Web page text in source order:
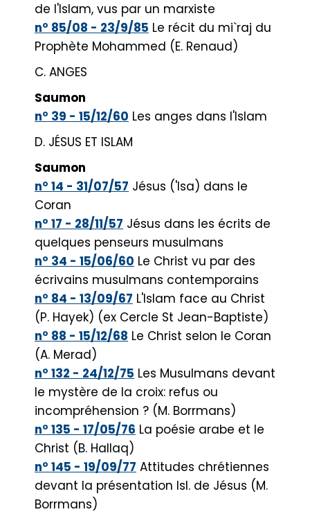
de l'Islam, vus par un marxiste
n° 85/08 - 23/9/85 Le récit du mi`raj du
Prophète Mohammed (E. Renaud)
C. ANGES
Saumon
n° 39 - 15/12/60 Les anges dans l'Islam
D. JÉSUS ET ISLAM
Saumon
n° 14 - 31/07/57 Jésus ('Isa) dans le
Coran
n° 17 - 28/11/57 Jésus dans les écrits de
quelques penseurs musulmans
n° 34 - 15/06/60 Le Christ vu par des
écrivains musulmans contemporains
n° 84 - 13/09/67 L'Islam face au Christ
(P. Hayek) (ex Cercle St Jean-Baptiste)
n° 88 - 15/12/68 Le Christ selon le Coran
(A. Merad)
n° 132 - 24/12/75 Les Musulmans devant
le mystère de la croix: refus ou
incompréhension ? (M. Borrmans)
n° 135 - 17/05/76 La poésie arabe et le
Christ (B. Hallaq)
n° 145 - 19/09/77 Attitudes chrétiennes
devant la présentation Isl. de Jésus (M.
Borrmans)